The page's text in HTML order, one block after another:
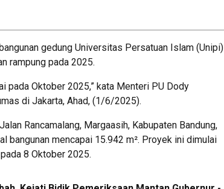
gedung Universitas Persatuan Islam (Unipi)
rampung pada 2025.
pada Oktober 2025,” kata Menteri PU Dody
di Jakarta, Ahad, (1/6/2025).
Rancamalang, Margaasih, Kabupaten Bandung,
bangunan mencapai 15.942 m². Proyek ini dimulai
8 Oktober 2025.